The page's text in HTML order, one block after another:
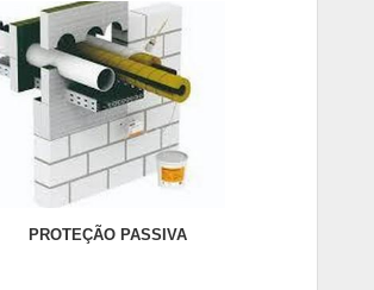
PROTEÇÃO PASSIVA